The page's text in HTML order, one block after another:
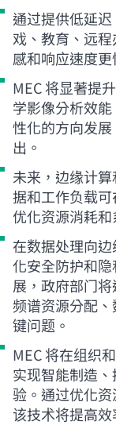
通过提供低延
戏、教育、远
感和响应速度更
MEC 将显著提
学影像分析效
性化的方向发
出。
未来，边缘计
据和工作负载
优化资源消耗和
在数据处理向
化安全防护和
展，政府部门
频谱资源分配
键问题。
MEC 将在组织
实现智能制造
验。通过优化
该技术将提高